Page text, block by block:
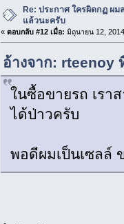
Re: ประกาศ ใครผิดกฏ ผม
แล้วนะครับ
« ตอบกลับ #12 เมื่อ: มิถุนายน 12,
อ้างจาก: rteenoy
ในซื้อขายรถ เรา
ได้ป่าวครับ
พอดีผมเป็นเซลล์